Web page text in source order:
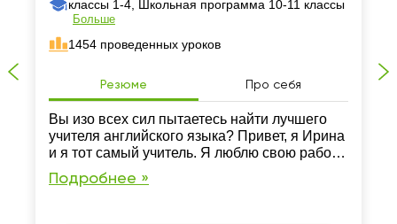
классы 1-4, Школьная программа 10-11 классы
Больше
1454 проведенных уроков
Резюме Про себя
Вы изо всех сил пытаетесь найти лучшего
учителя английского языка? Привет, я Ирина
и я тот самый учитель. Я люблю свою работу
и не могу представить свою жизнь без нее.
Подробнее »